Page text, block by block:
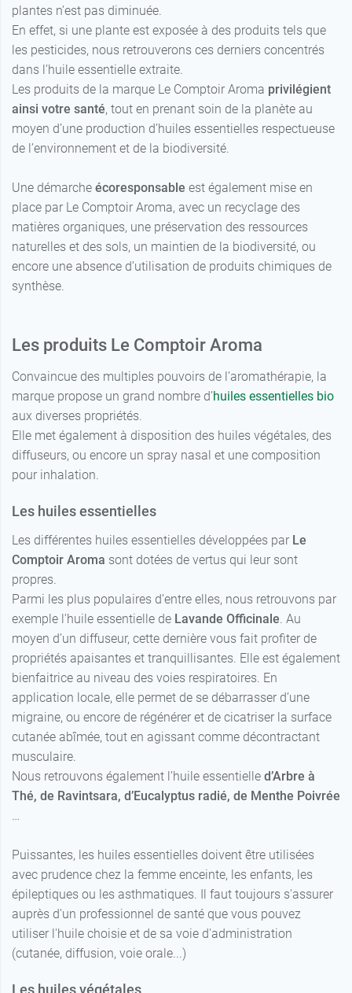
plantes n’est pas diminuée.
En effet, si une plante est exposée à des produits tels que
les pesticides, nous retrouverons ces derniers concentrés
dans l’huile essentielle extraite.
Les produits de la marque Le Comptoir Aroma privilégient
ainsi votre santé, tout en prenant soin de la planète au
moyen d’une production d’huiles essentielles respectueuse
de l’environnement et de la biodiversité.
Une démarche écoresponsable est également mise en
place par Le Comptoir Aroma, avec un recyclage des
matières organiques, une préservation des ressources
naturelles et des sols, un maintien de la biodiversité, ou
encore une absence d’utilisation de produits chimiques de
synthèse.
Les produits Le Comptoir Aroma
Convaincue des multiples pouvoirs de l’aromathérapie, la
marque propose un grand nombre d’huiles essentielles bio
aux diverses propriétés.
Elle met également à disposition des huiles végétales, des
diffuseurs, ou encore un spray nasal et une composition
pour inhalation.
Les huiles essentielles
Les différentes huiles essentielles développées par Le
Comptoir Aroma sont dotées de vertus qui leur sont
propres.
Parmi les plus populaires d’entre elles, nous retrouvons par
exemple l’huile essentielle de Lavande Officinale. Au
moyen d’un diffuseur, cette dernière vous fait profiter de
propriétés apaisantes et tranquillisantes. Elle est également
bienfaitrice au niveau des voies respiratoires. En
application locale, elle permet de se débarrasser d’une
migraine, ou encore de régénérer et de cicatriser la surface
cutanée abîmée, tout en agissant comme décontractant
musculaire.
Nous retrouvons également l’huile essentielle d’Arbre à
Thé, de Ravintsara, d’Eucalyptus radié, de Menthe Poivrée
…
Puissantes, les huiles essentielles doivent être utilisées
avec prudence chez la femme enceinte, les enfants, les
épileptiques ou les asthmatiques. Il faut toujours s'assurer
auprès d'un professionnel de santé que vous pouvez
utiliser l'huile choisie et de sa voie d'administration
(cutanée, diffusion, voie orale...)
Les huiles végétales